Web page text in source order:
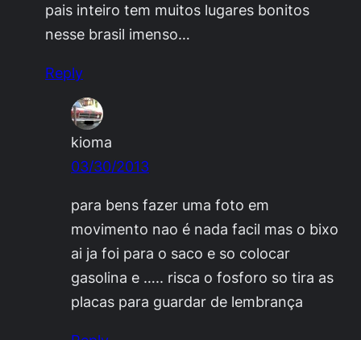
pais inteiro tem muitos lugares bonitos
nesse brasil imenso…
Reply
kioma
03/30/2013
para bens fazer uma foto em
movimento nao é nada facil mas o bixo
ai ja foi para o saco e so colocar
gasolina e ….. risca o fosforo so tira as
placas para guardar de lembrança